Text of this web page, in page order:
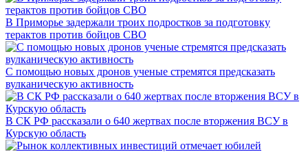
В Приморье задержали троих подростков за подготовку
терактов против бойцов СВО
С помощью новых дронов ученые стремятся предсказать
вулканическую активность
В СК РФ рассказали о 640 жертвах после вторжения ВСУ в
Курскую область